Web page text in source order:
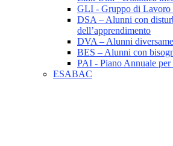
GLI - Gruppo di Lavoro
DSA – Alunni con
dell’apprendimento
DVA – Alunni
BES – Alunni con
PAI - Piano Annuale per
ESABAC